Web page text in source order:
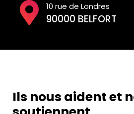
10 rue de Londres
90000 BELFORT
Ils nous aident et